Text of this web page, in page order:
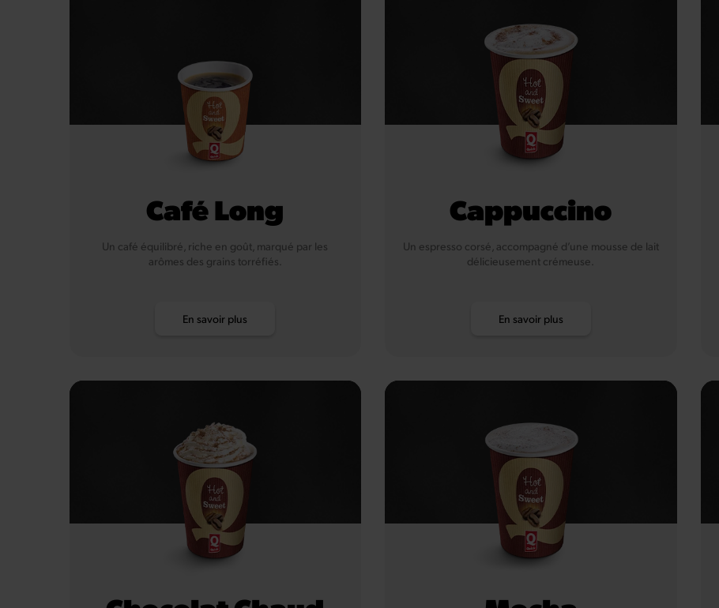
Café Long
Un café équilibré, riche en goût, marqué par les
arômes des grains torréfiés.
En savoir plus
Cappuccino
Un espresso corsé, accompagné d’une mousse de lait
délicieusement crémeuse.
En savoir plus